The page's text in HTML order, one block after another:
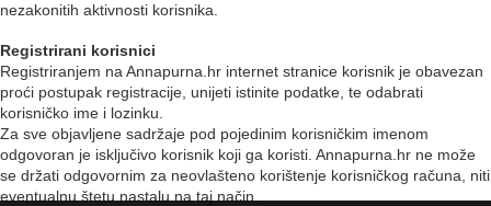
nezakonitih aktivnosti korisnika.
Registrirani korisnici
Registriranjem na Annapurna.hr internet stranice korisnik je obavezan
proći postupak registracije, unijeti istinite podatke, te odabrati
korisničko ime i lozinku.
Za sve objavljene sadržaje pod pojedinim korisničkim imenom
odgovoran je isključivo korisnik koji ga koristi. Annapurna.hr ne može
se držati odgovornim za neovlašteno korištenje korisničkog računa, niti
eventualnu štetu nastalu na taj način.